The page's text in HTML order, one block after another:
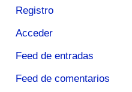
Registro
Acceder
Feed de entradas
Feed de comentarios